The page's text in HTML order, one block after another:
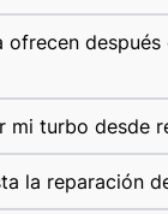
ofrecen
mi turbo desde
la reparación